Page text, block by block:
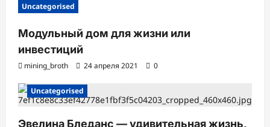
Uncategorised
Модульный дом для жизни или
инвестиций
mining_broth 24 апреля 2021 0
Uncategorised
Эвелина Бледанс — удивительная жизнь,